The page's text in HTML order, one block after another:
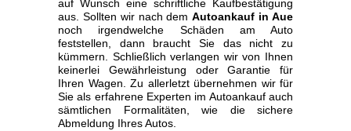
auf Wunsch eine schriftliche Kaufbestätigung
aus. Sollten wir nach demAutoankauf in Aue
noch irgendwelche Schäden am Auto
feststellen, dann braucht Sie das nicht zu
kümmern. Schließlich verlangen wir von Ihnen
keinerlei Gewährleistung oder Garantie für
Ihren Wagen. Zu allerletzt übernehmen wir für
Sie als erfahrene Experten im Autoankauf auch
sämtlichen Formalitäten, wie die sichere
Abmeldung Ihres Autos.